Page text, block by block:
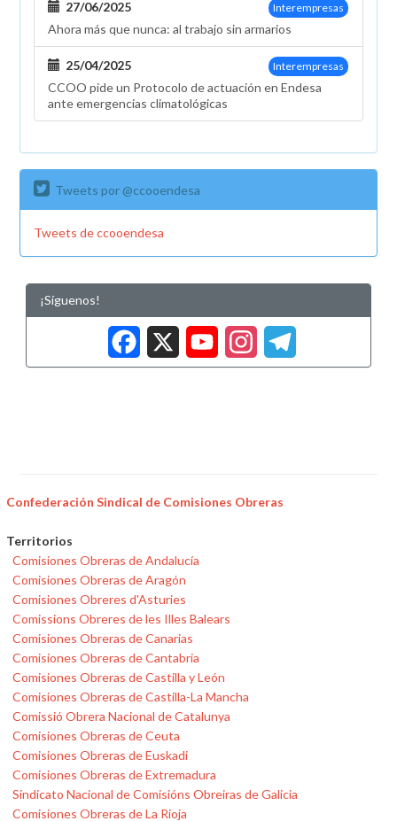
Interempresas
27/06/2025
Ahora más que nunca: al trabajo sin armarios
Interempresas
25/04/2025
CCOO pide un Protocolo de actuación en Endesa
ante emergencias climatológicas
Tweets por @ccooendesa
Tweets de ccooendesa
¡Síguenos!
Facebook
X
Confederación Sindical de Comisiones Obreras
Territorios
Comisiones Obreras de Andalucía
Comisiones Obreras de Aragón
Comisiones Obreres d'Asturies
Comissions Obreres de les Illes Balears
Comisiones Obreras de Canarias
Comisiones Obreras de Cantabria
Comisiones Obreras de Castilla y León
Comisiones Obreras de Castilla-La Mancha
Comissió Obrera Nacional de Catalunya
Comisiones Obreras de Ceuta
Comisiones Obreras de Euskadi
Comisiones Obreras de Extremadura
Sindicato Nacional de Comisións Obreiras de Galicia
Comisiones Obreras de La Rioja